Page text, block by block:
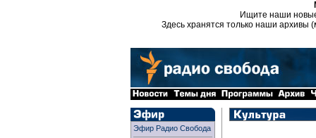
Ищите наши
Здесь хранятся только наши архивы
Эфир Радио Свобода